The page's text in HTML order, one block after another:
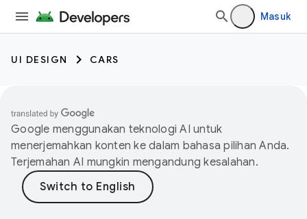
Masuk
UI DESIGN CARS
Google menggunakan teknologi AI untuk
menerjemahkan konten ke dalam bahasa pilihan Anda.
Terjemahan AI mungkin mengandung kesalahan.